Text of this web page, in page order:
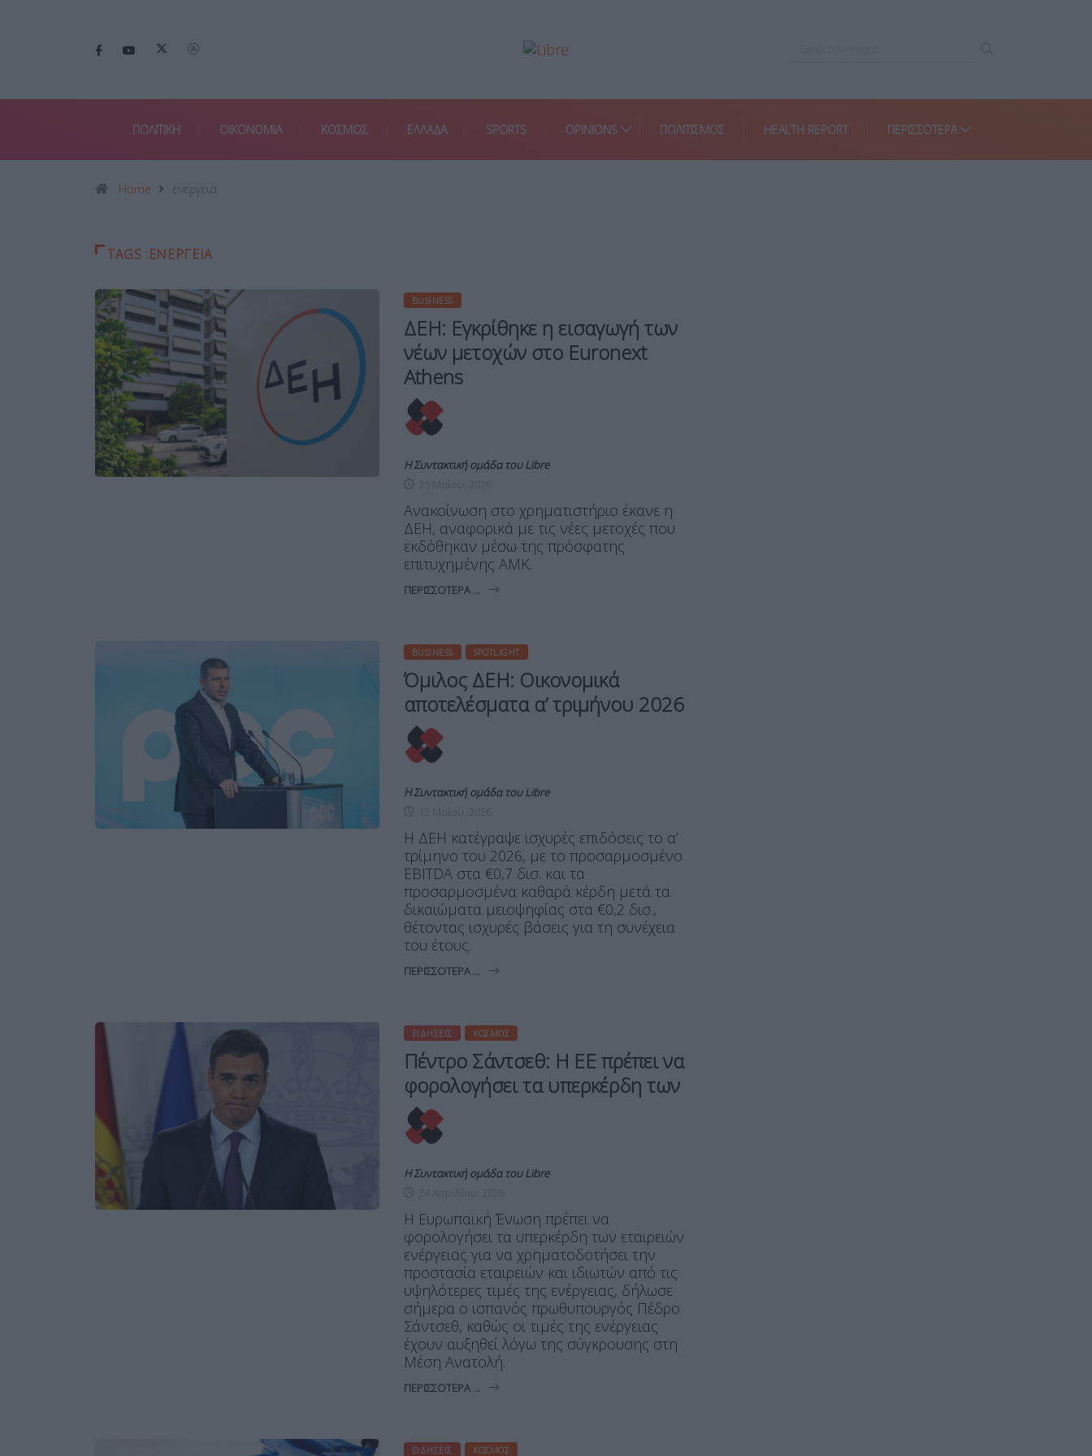
ΠΟΛΙΤΙΚΗ ΟΙΚΟΝΟΜΙΑ ΚΟΣΜΟΣ ΕΛΛΑΔΑ SPORTS OPINIONS ΠΟΛΙΤΙΣΜΟΣ HEALTH REPORT ΠΕΡΙΣΣΌΤΕΡΑ
Home ενεργεια
TAGS :ΕΝΕΡΓΕΙΑ
BUSINESS
ΔΕΗ: Εγκρίθηκε η εισαγωγή των
νέων μετοχών στο Euronext
Athens
Η Συντακτική ομάδα του Libre
Ανακοίνωση στο χρηματιστήριο έκανε η
ΔΕΗ, αναφορικά με τις νέες μετοχές που
εκδόθηκαν μέσω της πρόσφατης
επιτυχημένης ΑΜΚ.
ΠΕΡΙΣΣΌΤΕΡΑ ...
BUSINESS SPOTLIGHT
Όμιλος ΔΕΗ: Οικονομικά
αποτελέσματα α’ τριμήνου 2026
Η Συντακτική ομάδα του Libre
Η ΔΕΗ κατέγραψε ισχυρές επιδόσεις το α’
τρίμηνο του 2026, με το προσαρμοσμένο
EBITDA στα €0,7 δισ. και τα
προσαρμοσμένα καθαρά κέρδη μετά τα
δικαιώματα μειοψηφίας στα €0,2 δισ.,
θέτοντας ισχυρές βάσεις για τη συνέχεια
του έτους.
ΠΕΡΙΣΣΌΤΕΡΑ ...
ΕΙΔΉΣΕΙΣ ΚΌΣΜΟΣ
Πέντρο Σάντσεθ: Η ΕΕ πρέπει να
φορολογήσει τα υπερκέρδη των
Η Συντακτική ομάδα του Libre
Η Ευρωπαϊκή Ένωση πρέπει να
φορολογήσει τα υπερκέρδη των εταιρειών
ενέργειας για να χρηματοδοτήσει την
προστασία εταιρειών και ιδιωτών από τις
υψηλότερες τιμές της ενέργειας, δήλωσε
σήμερα ο ισπανός πρωθυπουργός Πέδρο
Σάντσεθ, καθώς οι τιμές της ενέργειας
έχουν αυξηθεί λόγω της σύγκρουσης στη
Μέση Ανατολή.
ΠΕΡΙΣΣΌΤΕΡΑ ...
ΕΙΔΉΣΕΙΣ ΚΌΣΜΟΣ